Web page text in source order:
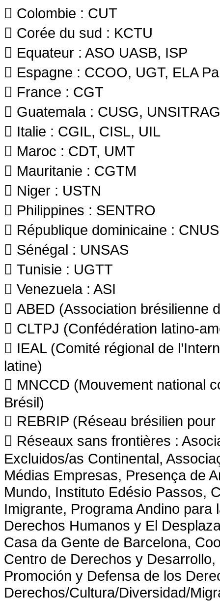
 Colombie : CUT
 Corée du sud : KCTU
 Equateur : ASO UASB, ISP
 Espagne : CCOO, UGT, ELA
 France : CGT
 Guatemala : CUSG,
 Italie : CGIL, CISL, UIL
 Maroc : CDT, UMT
 Mauritanie : CGTM
 Niger : USTN
 Philippines : SENTRO
 République dominicaine : CNUS
 Sénégal : UNSAS
 Tunisie : UGTT
 Venezuela : ASI
 ABED (Association brésilienne
 CLTPJ (Confédération latino-
 IEAL (Comité régional de
latine)
 MNCCD (Mouvement national
Brésil)
 REBRIP (Réseau brésilien pour
 Réseaux sans frontières :
Excluidos/as Continental,
Médias Empresas, Presença de
Mundo, Instituto Edésio Passos,
Imigrante, Programa Andino
Derechos Humanos y El
Casa da Gente de Barcelona,
Centro de Derechos y
Promoción y Defensa de los
Derechos/Cultura/Diversidad/